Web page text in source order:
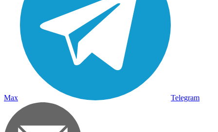
Max Telegram